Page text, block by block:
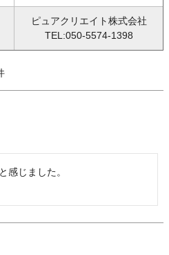
ピュアクリエイト株式会社
TEL:050-5574-1398
感じました。